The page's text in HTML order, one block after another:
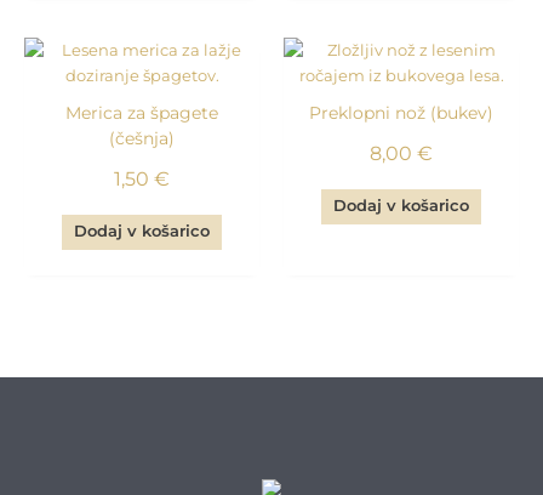
Merica za špagete
(češnja)
1,50 €
Dodaj v košarico
Preklopni nož (bukev)
8,00 €
Dodaj v košarico